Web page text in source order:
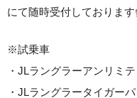
にて随時受付しておりま
※試乗車
・JLラングラーアンリミ
・JLラングラータイガー